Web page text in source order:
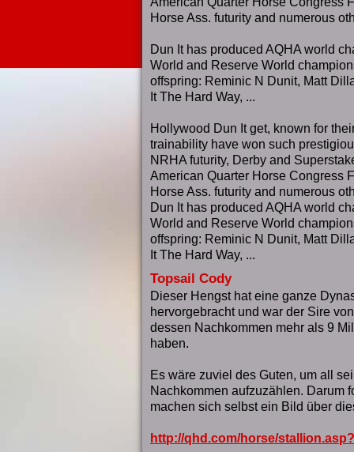
Horse Ass. futurity and numerous
Dun It has produced AQHA world
World and Reserve World
offspring: Reminic N Dunit, Matt
It The Hard Way, ...
Hollywood Dun It get, known for
trainability have won such
NRHA futurity, Derby and
American Quarter Horse Congress
Horse Ass. futurity and numerous
Dun It has produced AQHA world
World and Reserve World
offspring: Reminic N Dunit, Matt
It The Hard Way, ...
Topsail Cody
Dieser Hengst hat eine ganze
hervorgebracht und war der Sire
dessen Nachkommen mehr als 9
haben.
Es wäre zuviel des Guten, um all
Nachkommen aufzuzählen. Darum
machen sich selbst ein Bild über
http://qhd.com/horse/